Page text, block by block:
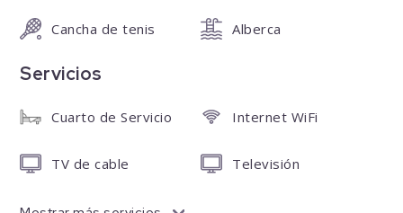
Cancha de tenis Alberca
Servicios
Cuarto de Servicio Internet WiFi
TV de cable Televisión